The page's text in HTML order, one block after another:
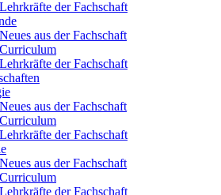
Lehrkräfte der Fachschaft
Neues aus der Fachschaft
Curriculum
Lehrkräfte der Fachschaft
Neues aus der Fachschaft
Curriculum
Lehrkräfte der Fachschaft
Neues aus der Fachschaft
Curriculum
Lehrkräfte der Fachschaft